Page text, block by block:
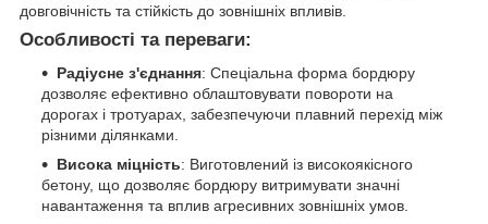
довговічність та стійкість до зовнішніх впливів.
Особливості та переваги:
Радіусне з'єднання: Спеціальна форма бордюру
дозволяє ефективно облаштовувати повороти на
дорогах і тротуарах, забезпечуючи плавний перехід між
різними ділянками.
Висока міцність: Виготовлений із високоякісного
бетону, що дозволяє бордюру витримувати значні
навантаження та вплив агресивних зовнішніх умов.